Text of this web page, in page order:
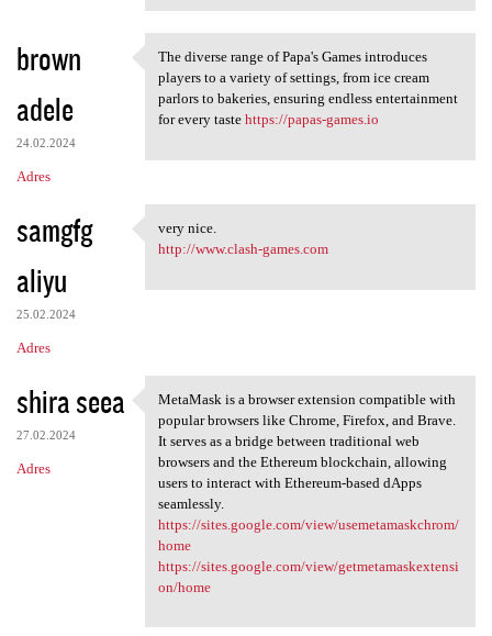
brown
adele
24.02.2024
Adres
The diverse range of Papa's
The diverse range of Papa's Games introduces
players to a variety of settings, from ice cream
parlors to bakeries, ensuring endless entertainment
for every taste https://papas-games.io
samgfg
aliyu
25.02.2024
Adres
very nice.
very nice.
http://www.clash-games.com
shira seea
27.02.2024
Adres
MetaMask is a browser
MetaMask is a browser extension compatible with
popular browsers like Chrome, Firefox, and Brave.
It serves as a bridge between traditional web
browsers and the Ethereum blockchain, allowing
users to interact with Ethereum-based dApps
seamlessly.
https://sites.google.com/view/usemetamaskchrom/
home
https://sites.google.com/view/getmetamaskextensi
on/home